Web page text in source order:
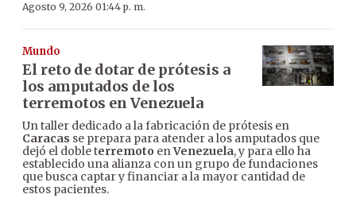
Agosto 9, 2026 01:44 p. m.
Mundo
El reto de dotar de prótesis a
los amputados de los
terremotos en Venezuela
Un taller dedicado a la fabricación de prótesis en
Caracas se prepara para atender a los amputados que
dejó el doble terremoto enVenezuela, y para ello ha
establecido una alianza con un grupo de fundaciones
que busca captar y financiar a la mayor cantidad de
estos pacientes.